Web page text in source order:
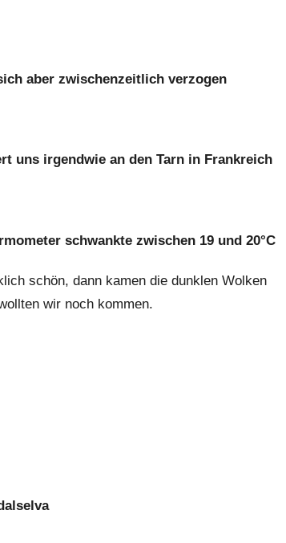
aber zwischenzeitlich verzogen
uns irgendwie an den Tarn in Frankreich
schwankte zwischen 19 und 20°C
schön, dann kamen die dunklen Wolken
wir noch kommen.